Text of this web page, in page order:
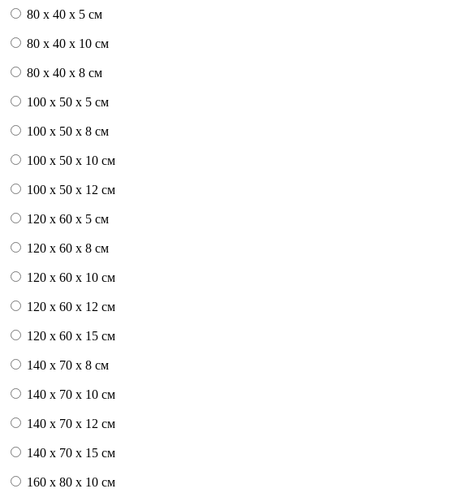
80 x 40 x 5 см
80 x 40 x 10 см
80 x 40 x 8 см
100 x 50 x 5 см
100 х 50 х 8 см
100 x 50 x 10 см
100 x 50 x 12 см
120 x 60 x 5 см
120 x 60 x 8 см
120 x 60 x 10 см
120 x 60 x 12 см
120 x 60 x 15 см
140 x 70 x 8 см
140 x 70 x 10 см
140 x 70 x 12 см
140 x 70 x 15 см
160 x 80 x 10 см